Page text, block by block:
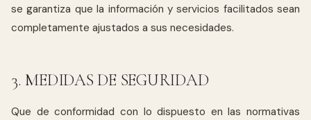
se garantiza que la información y servicios facilitados sean
completamente ajustados a sus necesidades.
3. MEDIDAS DE SEGURIDAD
Que de conformidad con lo dispuesto en las normativas